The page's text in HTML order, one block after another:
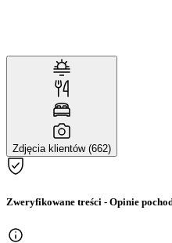
Zdjęcia klientów (662)
Zweryfikowane treści - Opinie